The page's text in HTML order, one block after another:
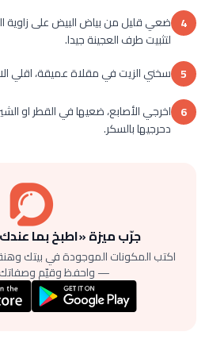
4 ضعي قليل من بياض البيض على زاوية
لتثبيت طرف العجينة جيدا.
5 سخني الزيت في مقلاة عميقة، اقلي
6 اخرجي الأصابع، ضعيها في القطر او
دحرجيها بالسكر.
جرّب ميزة «اطبخ بما
اكتب المكونات الموجودة في بيتك
— واحفظ وقيّم